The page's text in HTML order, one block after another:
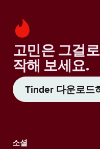
고민은 그걸
작해 보세요.
Tinder 다운로드
소셜